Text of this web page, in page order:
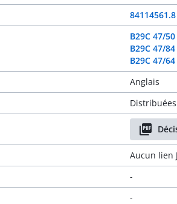
84114561.8
B29C 47/50
B29C 47/84
B29C 47/64
Anglais
Aucun lien
-
-